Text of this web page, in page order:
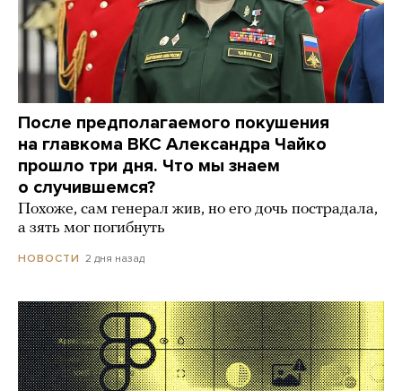
После предполагаемого покушения
на главкома ВКС Александра Чайко
прошло три дня. Что мы знаем
о случившемся?
Похоже, сам генерал жив, но его дочь пострадала,
а зять мог погибнуть
НОВОСТИ 2 дня назад